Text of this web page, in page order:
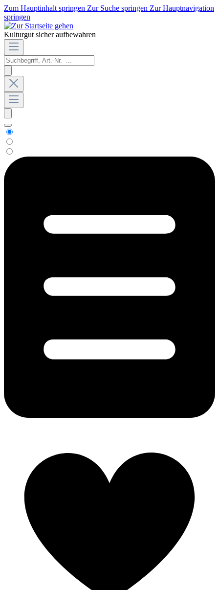
Zum Hauptinhalt springen Zur Suche springen Zur Hauptnavigation
springen
Kulturgut sicher aufbewahren